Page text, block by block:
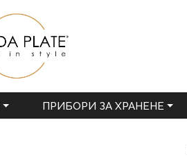
ПРИБОРИ ЗА ХРАНЕНЕ